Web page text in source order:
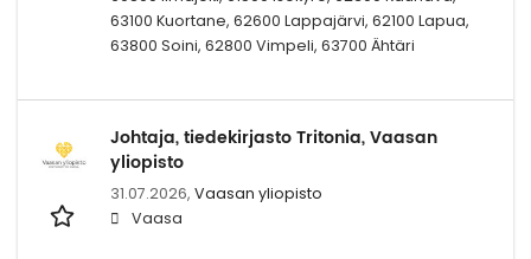
63100 Kuortane, 62600 Lappajärvi, 62100 Lapua,
63800 Soini, 62800 Vimpeli, 63700 Ähtäri
Johtaja, tiedekirjasto Tritonia, Vaasan
yliopisto
31.07.2026, Vaasan yliopisto
Vaasa